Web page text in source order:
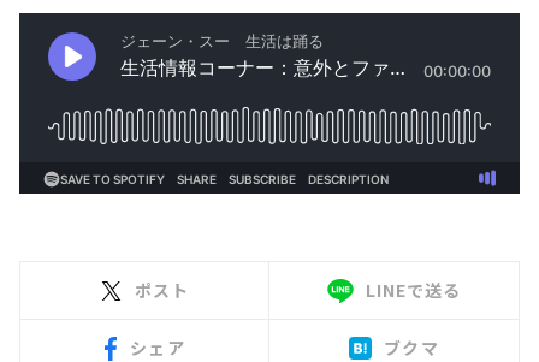
ポスト LINEで送る
シェア ブクマ